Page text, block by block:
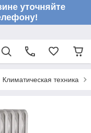
уточняйте
Климатическая техника